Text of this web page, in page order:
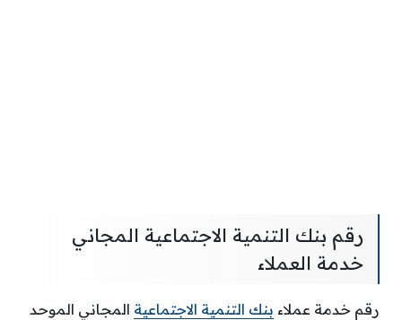
رقم بنك التنمية الاجتماعية المجاني
خدمة العملاء
رقم خدمة عملاء بنك التنمية الاجتماعية المجاني الموحد